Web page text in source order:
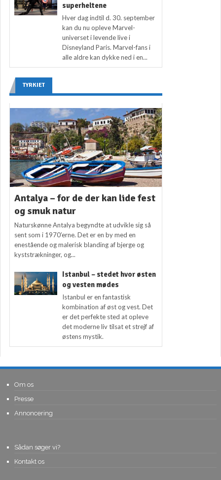
superheltene
Hver dag indtil d. 30. september
kan du nu opleve Marvel-
universet i levende live i
Disneyland Paris. Marvel-fans i
alle aldre kan dykke ned i en...
TYRKIET
Antalya – for de der kan lide fest
og smuk natur
Naturskønne Antalya begyndte at udvikle sig så
sent som i 1970’erne. Det er en by med en
enestående og malerisk blanding af bjerge og
kyststrækninger, og...
Istanbul – stedet hvor østen
og vesten mødes
Istanbul er en fantastisk
kombination af øst og vest. Det
er det perfekte sted at opleve
det moderne liv tilsat et strejf af
østens mystik.
Om os
Presse
Annoncering
Sådan søger vi?
Kontakt os